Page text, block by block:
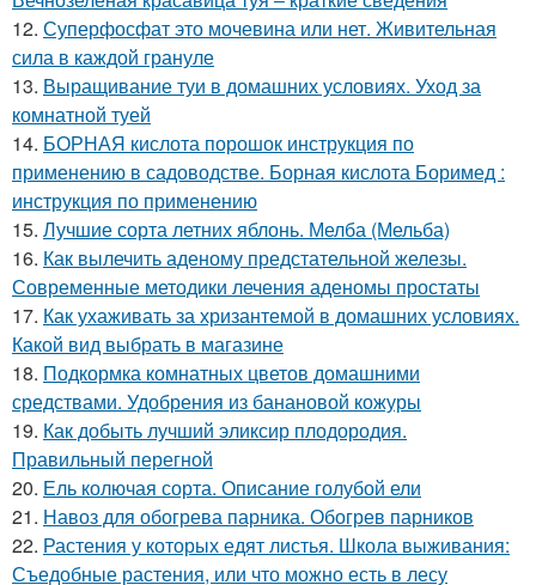
12. Суперфосфат это мочевина или нет. Живительная
сила в каждой грануле
13. Выращивание туи в домашних условиях. Уход за
комнатной туей
14. БОРНАЯ кислота порошок инструкция по
применению в садоводстве. Борная кислота Боримед :
инструкция по применению
15. Лучшие сорта летних яблонь. Мелба (Мельба)
16. Как вылечить аденому предстательной железы.
Современные методики лечения аденомы простаты
17. Как ухаживать за хризантемой в домашних условиях.
Какой вид выбрать в магазине
18. Подкормка комнатных цветов домашними
средствами. Удобрения из банановой кожуры
19. Как добыть лучший эликсир плодородия.
Правильный перегной
20. Ель колючая сорта. Описание голубой ели
21. Навоз для обогрева парника. Обогрев парников
22. Растения у которых едят листья. Школа выживания:
Съедобные растения, или что можно есть в лесу